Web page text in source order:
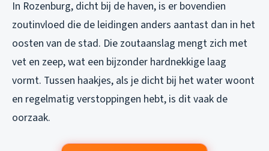
In Rozenburg, dicht bij de haven, is er bovendien
zoutinvloed die de leidingen anders aantast dan in het
oosten van de stad. Die zoutaanslag mengt zich met
vet en zeep, wat een bijzonder hardnekkige laag
vormt. Tussen haakjes, als je dicht bij het water woont
en regelmatig verstoppingen hebt, is dit vaak de
oorzaak.